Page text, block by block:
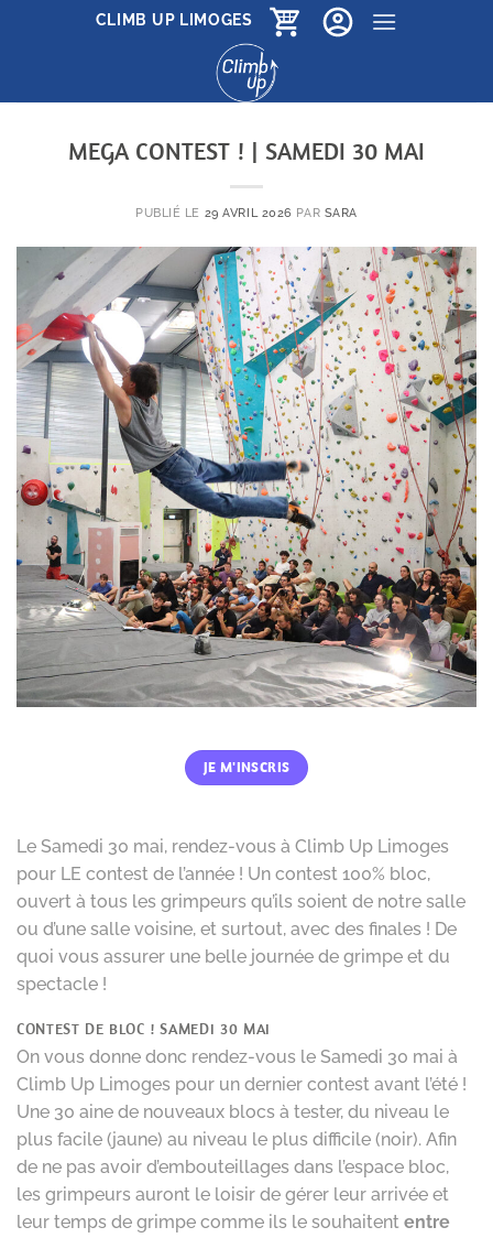
CLIMB UP LIMOGES
MEGA CONTEST ! | SAMEDI 30 MAI
PUBLIÉ LE 29 AVRIL 2026 PAR SARA
JE M'INSCRIS
Le Samedi 30 mai, rendez-vous à Climb Up Limoges
pour LE contest de l’année ! Un contest 100% bloc,
ouvert à tous les grimpeurs qu’ils soient de notre salle
ou d’une salle voisine, et surtout, avec des finales ! De
quoi vous assurer une belle journée de grimpe et du
spectacle !
CONTEST DE BLOC ! SAMEDI 30 MAI
On vous donne donc rendez-vous le Samedi 30 mai à
Climb Up Limoges pour un dernier contest avant l’été !
Une 30 aine de nouveaux blocs à tester, du niveau le
plus facile (jaune) au niveau le plus difficile (noir). Afin
de ne pas avoir d’embouteillages dans l’espace bloc,
les grimpeurs auront le loisir de gérer leur arrivée et
leur temps de grimpe comme ils le souhaitent entre